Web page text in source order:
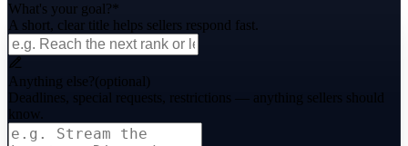
What's your goal?*
A short, clear title helps sellers respond fast.
Anything else?(optional)
Deadlines, special requests, restrictions — anything sellers should
know.